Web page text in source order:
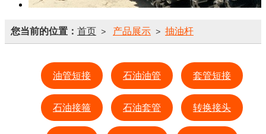
您当前的位置： 首页 > 产品展示 > 抽油杆
油管短接 石油油管 套管短接
石油接箍 石油套管 转换接头